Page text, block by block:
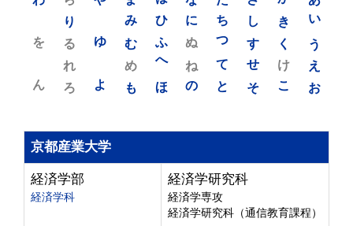
い
う
え
お
き
く
け
こ
し
す
せ
そ
ち
つ
て
と
に
ぬ
ね
の
ひ
ふ
へ
ほ
み
む
め
も
ゆ
よ
り
る
れ
ろ
を
ん
京都産業大学
経済学部
経済学科
経済学研究科
経済学専攻
経済学研究科（通信教育課程）